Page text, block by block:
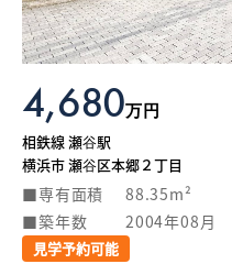
4,680万円
相鉄線 瀬谷駅
横浜市 瀬谷区本郷２丁目
専有面積
88.35m²
築年数
2004年08月
見学予約可能